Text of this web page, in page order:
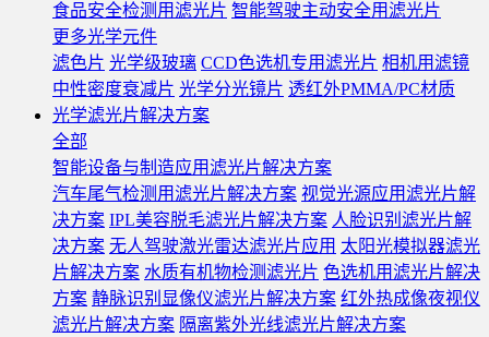
食品安全检测用滤光片 智能驾驶主动安全用滤光片
更多光学元件
滤色片 光学级玻璃 CCD色选机专用滤光片 相机用滤镜
中性密度衰减片 光学分光镜片 透红外PMMA/PC材质
光学滤光片解决方案
全部
智能设备与制造应用滤光片解决方案
汽车尾气检测用滤光片解决方案 视觉光源应用滤光片解
决方案 IPL美容脱毛滤光片解决方案 人脸识别滤光片解
决方案 无人驾驶激光雷达滤光片应用 太阳光模拟器滤光
片解决方案 水质有机物检测滤光片 色选机用滤光片解决
方案 静脉识别显像仪滤光片解决方案 红外热成像夜视仪
滤光片解决方案 隔离紫外光线滤光片解决方案